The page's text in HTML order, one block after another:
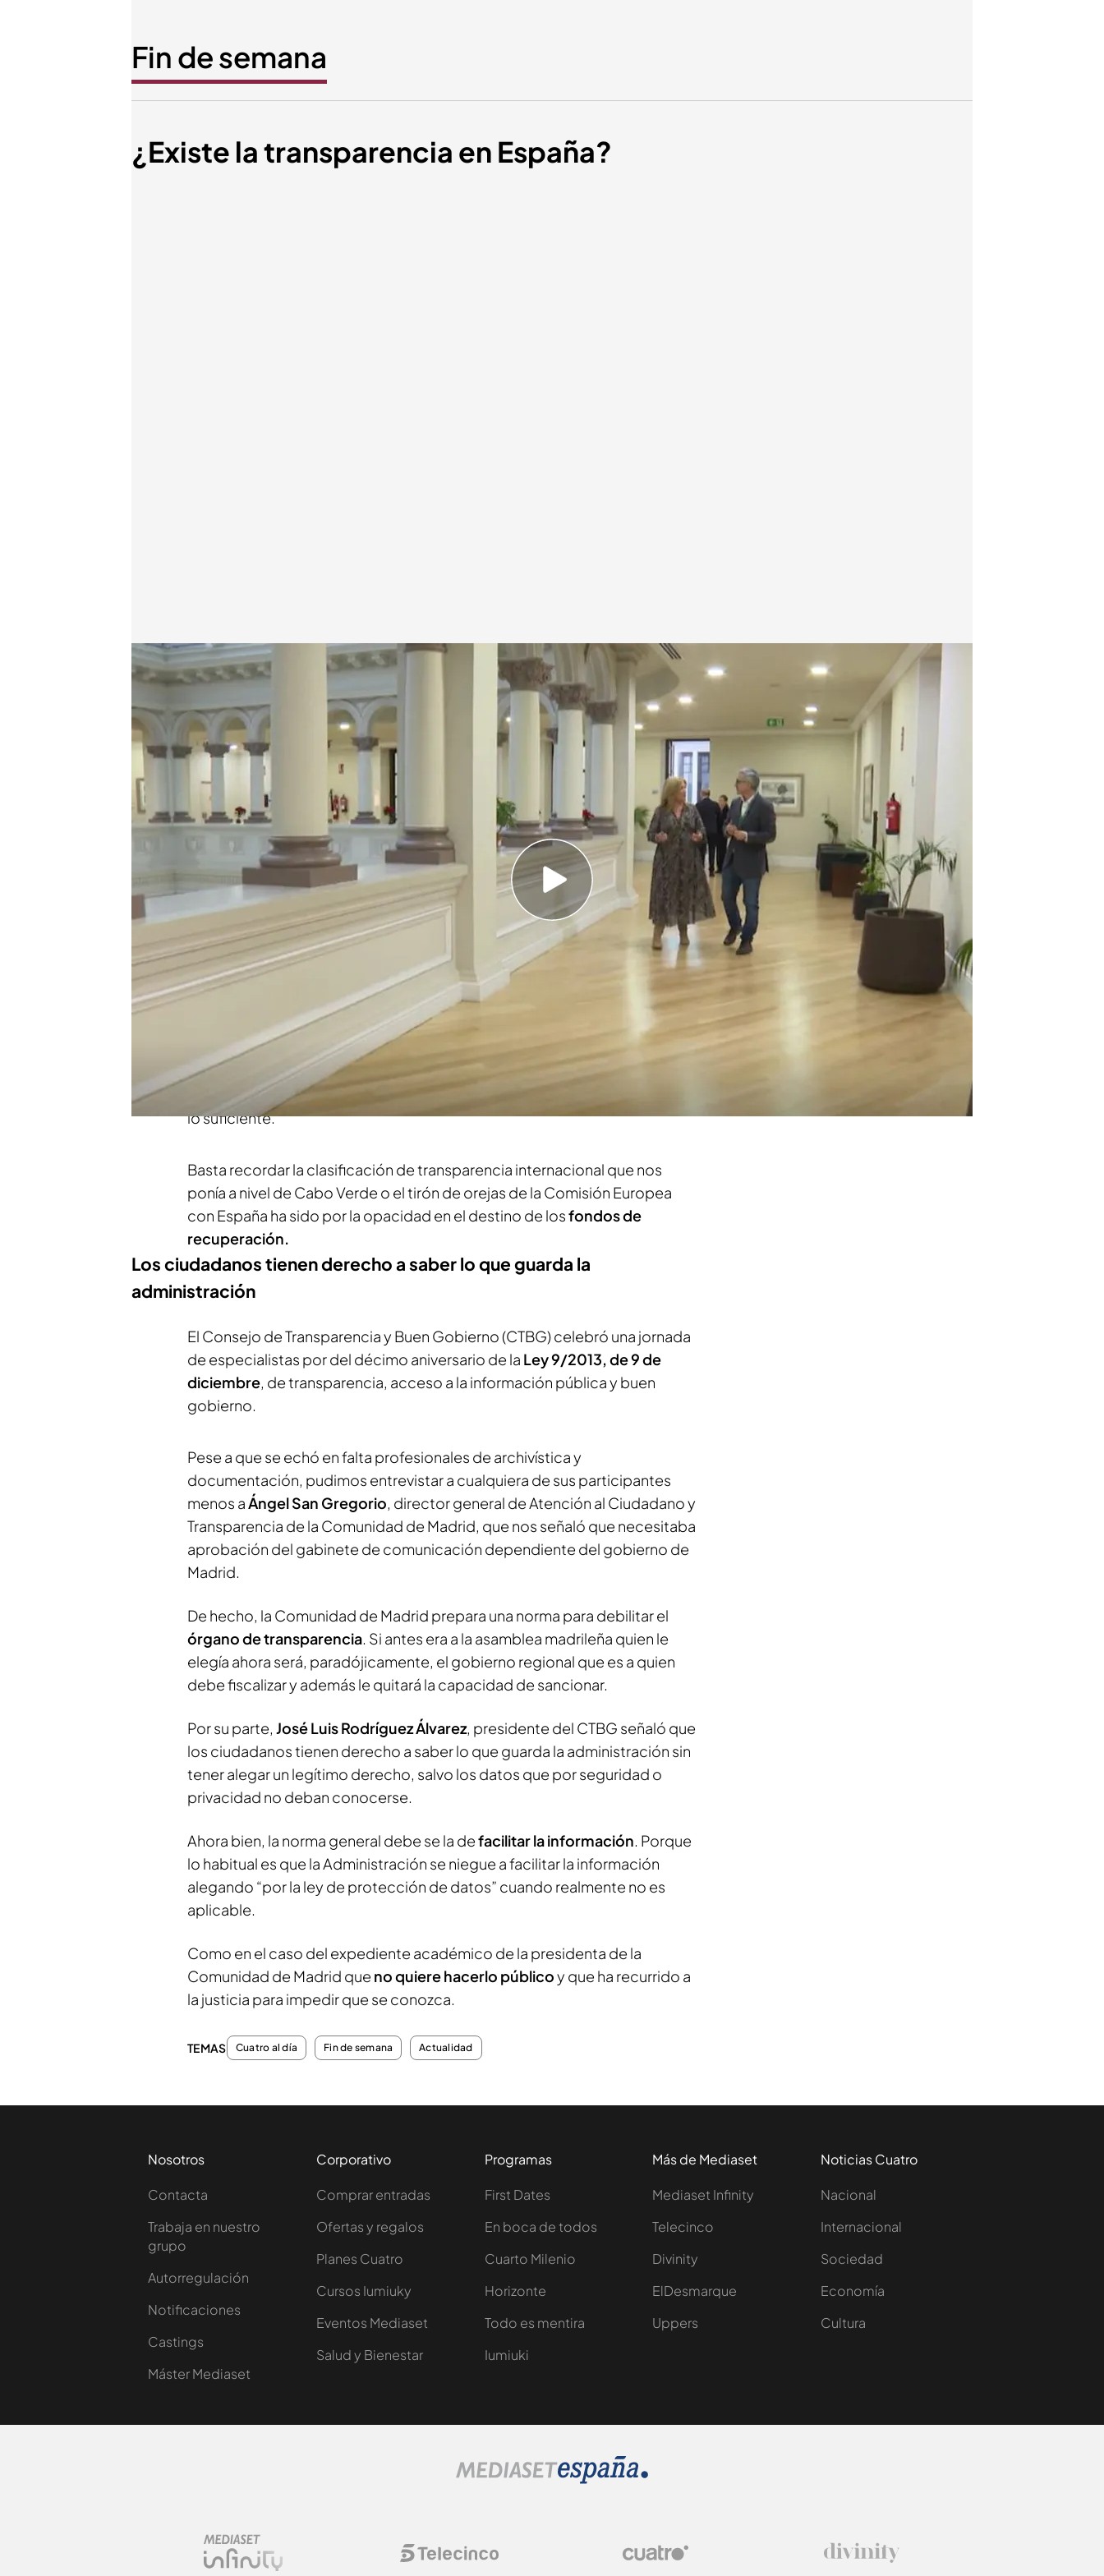
Fin de semana
¿Existe la transparencia en España?
¿Existe la transparencia en España?
17 DIC 2023 - 18:35h.
Pese a ser un pilar fundamental de una democracia persisten hábitos
opacos
Tanto desde un lado u otro político abundan las ruedas de prensa sin
preguntas o por ejemplo las reticencias a facilitar sueldos
También existen las reticencias para ofrecer los expedientes
académicos de cargos públicos
Compartir
Hace 10 años se aprobó en España la
primera ley de ámbito nacional de
transparencia
. En el reportaje que se ve clicando en la imagen
entrevistamos a varios personajes que intervinieron en esa ley. Sin
embargo, pasado el tiempo aunque algo hemos avanzado parece que no
lo suficiente.
Basta recordar la clasificación de transparencia internacional que nos
ponía a nivel de Cabo Verde o el tirón de orejas de la Comisión Europea
con España ha sido por la opacidad en el destino de losfondos de
recuperación.
Los ciudadanos tienen derecho a saber lo que guarda la
administración
El Consejo de Transparencia y Buen Gobierno (CTBG) celebró una jornada
de especialistas por del décimo aniversario de la Ley 9/2013, de 9 de
diciembre, de transparencia, acceso a la información pública y buen
gobierno.
Pese a que se echó en falta profesionales de archivística y
documentación, pudimos entrevistar a cualquiera de sus participantes
menos aÁngel San Gregorio, director general de Atención al Ciudadano y
Transparencia de la Comunidad de Madrid, que nos señaló que necesitaba
aprobación del gabinete de comunicación dependiente del gobierno de
Madrid.
De hecho, la Comunidad de Madrid prepara una norma para debilitar el
órgano de transparencia. Si antes era a la asamblea madrileña quien le
elegía ahora será, paradójicamente, el gobierno regional que es a quien
debe fiscalizar y además le quitará la capacidad de sancionar.
Por su parte, José Luis Rodríguez Álvarez, presidente del CTBG señaló que
los ciudadanos tienen derecho a saber lo que guarda la administración sin
tener alegar un legítimo derecho, salvo los datos que por seguridad o
privacidad no deban conocerse.
Ahora bien, la norma general debe se la defacilitar la información. Porque
lo habitual es que la Administración se niegue a facilitar la información
alegando “por la ley de protección de datos” cuando realmente no es
aplicable.
Como en el caso del expediente académico de la presidenta de la
Comunidad de Madrid que no quiere hacerlo públicoy que ha recurrido a
la justicia para impedir que se conozca.
TEMAS Cuatro al día Fin de semana Actualidad
Nosotros
Contacta
Trabaja en nuestro
grupo
Autorregulación
Notificaciones
Castings
Máster Mediaset
Corporativo
Comprar entradas
Ofertas y regalos
Planes Cuatro
Cursos Iumiuky
Eventos Mediaset
Salud y Bienestar
Programas
First Dates
En boca de todos
Cuarto Milenio
Horizonte
Todo es mentira
Iumiuki
Más de Mediaset
Mediaset Infinity
Telecinco
Divinity
ElDesmarque
Uppers
Noticias Cuatro
Nacional
Internacional
Sociedad
Economía
Cultura